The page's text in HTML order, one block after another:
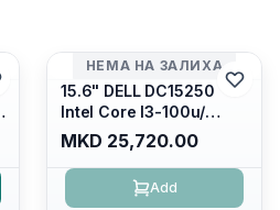
НЕМА НА ЗАЛИХА
15.6" DELL DC15250
Intel Core I3-100u/
16GB DDR4/ 512GB SSD
M.2/ Iris Xe Graphics/
120Hz Anti-glare LED
Display/ Backlit Kb/
MKD 25,720.00
Add